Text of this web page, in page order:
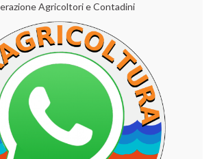
Agricoltori e Contadini